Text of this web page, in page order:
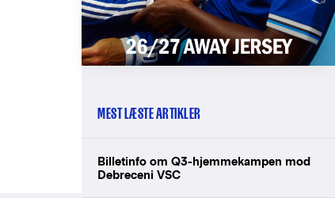
MEST LÆSTE ARTIKLER
Billetinfo om Q3-hjemmekampen mod
Debreceni VSC